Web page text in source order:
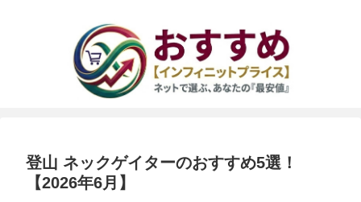
登山 ネックゲイターのおすすめ5選！
【2026年6月】